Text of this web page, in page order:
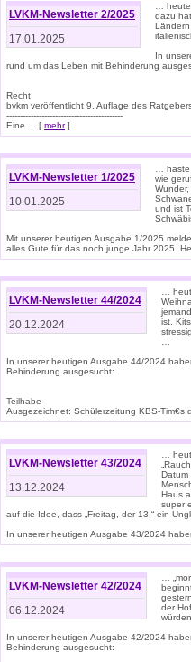
LVKM-Newsletter 2/2025
17.01.2025
…
dazu
In
rund um das Leben mit Behinderung
Recht
bvkm veröffentlicht 9. Auflage des
-------------------------------------------
Eine ... [ mehr]
LVKM-Newsletter 1/2025
10.01.2025
…
wie
und ist
Mit unserer heutigen Ausgabe 1/2025
alles Gute für das noch junge Jahr 2025.
LVKM-Newsletter 44/2024
20.12.2024
…
ist.
In unserer heutigen Ausgabe 44/2024
Behinderung ausgesucht:
Teilhabe
Ausgezeichnet: Schülerzeitung KBS-Tim€s
LVKM-Newsletter 43/2024
13.12.2024
…
Datum
Haus
super
auf die Idee, dass „Freitag, der 13.“ ein
In unserer heutigen Ausgabe 43/2024
LVKM-Newsletter 42/2024
06.12.2024
…
der
In unserer heutigen Ausgabe 42/2024
Behinderung ausgesucht: